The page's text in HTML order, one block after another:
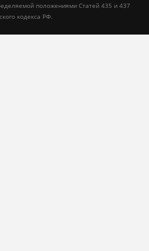
положениями Статей 435 и 437
кодекса РФ.